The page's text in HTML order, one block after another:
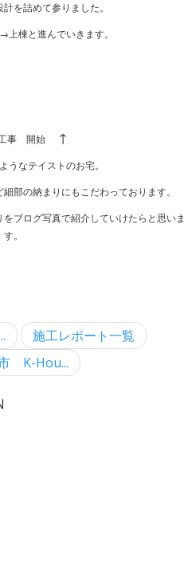
を詰めて参りました。
棟と進んでいきます。
事 開始 ↑
うなテイストのお宅。
部の納まりにもこだわっております。
ブログ写真で紹介していけたらと思いま
す。
施工レポート一覧
K-Hou...